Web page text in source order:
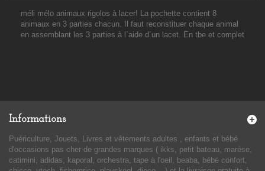
méli mélo animaux rigolos à lacer! La pochette contient 8
animaux en 3 parties chacun. Il faut reconstituer chaque animal
en assemblant les 3 parties à l´aide d´un lacet. En tbe et complet
Informations
Puériculture, Jouets, Livres et vêtements adultes , enfants et bébé
d'occasions pas cher de grandes marques ( ikks, petit bateau, marése,
catimini, adidas, kaporal, orchestra, tape à l'oeil, beaba, bébé confort,